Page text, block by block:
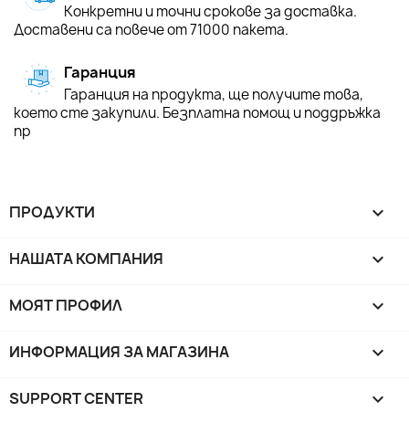
Конкретни и точни срокове за доставка.
Доставени са повече от 71000 пакета.
Гаранция
Гаранция на продукта, ще получите това,
което сте закупили. Безплатна помощ и поддръжка
пр
ПРОДУКТИ 
НАШАТА КОМПАНИЯ 
МОЯТ ПРОФИЛ 
ИНФОРМАЦИЯ ЗА МАГАЗИНА keyboard_arrow_down
SUPPORT CENTER 